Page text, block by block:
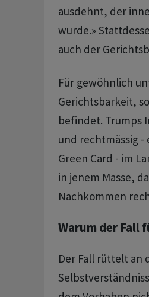
ausdehnt, der
wurde.»
auch der
Für gewöhnlich
Gerichtsbarkeit,
befindet. Trumps
und rechtmässig -
Green Card - im
in jenem Masse,
Nachkommen
Warum der Fall
Der Fall rüttelt an